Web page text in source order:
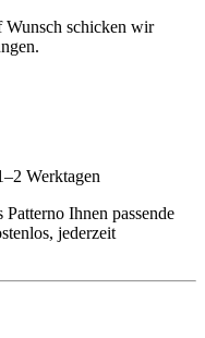
schicken wir
Werktagen
Ihnen passende
jederzeit